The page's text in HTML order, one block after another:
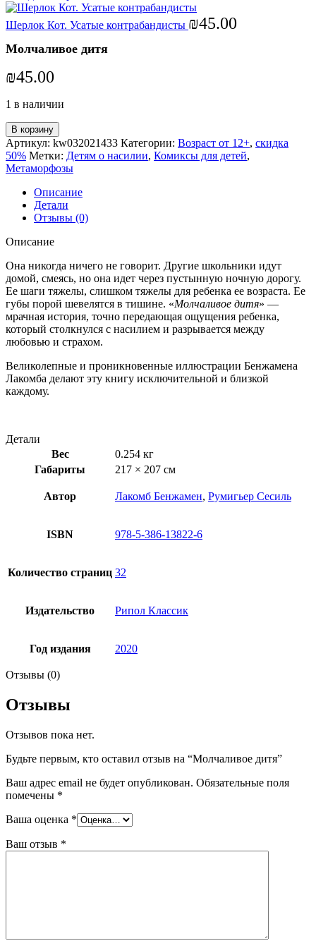
Шерлок Кот. Усатые контрабандисты ₪45.00
Молчаливое дитя
₪45.00
1 в наличии
В корзину
Артикул: kw032021433 Категории: Возраст от 12+, скидка
50% Метки: Детям о насилии, Комиксы для детей,
Метаморфозы
Описание
Детали
Отзывы (0)
Описание
Она никогда ничего не говорит. Другие школьники идут
домой, смеясь, но она идет через пустынную ночную дорогу.
Ее шаги тяжелы, слишком тяжелы для ребенка ее возраста. Ее
губы порой шевелятся в тишине. «Молчаливое дитя» —
мрачная история, точно передающая ощущения ребенка,
который столкнулся с насилием и разрывается между
любовью и страхом.
Великолепные и проникновенные иллюстрации Бенжамена
Лакомба делают эту книгу исключительной и близкой
каждому.
Детали
Вес
0.254 кг
Габариты
217 × 207 см
Автор Лакомб Бенжамен, Румигьер Сесиль
ISBN 978-5-386-13822-6
Количество страниц 32
Издательство Рипол Классик
Год издания 2020
Отзывы (0)
Отзывы
Отзывов пока нет.
Будьте первым, кто оставил отзыв на “Молчаливое дитя”
Ваш адрес email не будет опубликован. Обязательные поля
помечены *
Ваша оценка *
Ваш отзыв *